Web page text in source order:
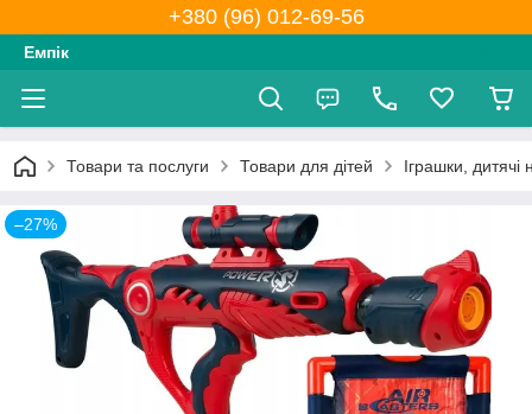
+380 (96) 012-69-56
Емпік
Товари та послуги Товари для дітей Іграшки, дитячі
–27%